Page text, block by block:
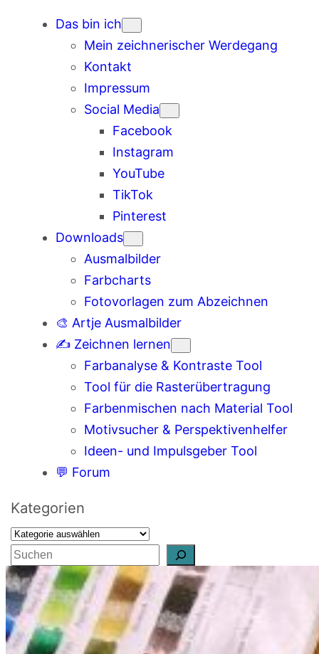
Das bin ich
Mein zeichnerischer Werdegang
Kontakt
Impressum
Social Media
Facebook
Instagram
YouTube
TikTok
Pinterest
Downloads
Ausmalbilder
Farbcharts
Fotovorlagen zum Abzeichnen
🎨 Artje Ausmalbilder
✍️ Zeichnen lernen
Farbanalyse & Kontraste Tool
Tool für die Rasterübertragung
Farbenmischen nach Material Tool
Motivsucher & Perspektivenhelfer
Ideen- und Impulsgeber Tool
💬 Forum
Kategorien
S
u
c
h
e